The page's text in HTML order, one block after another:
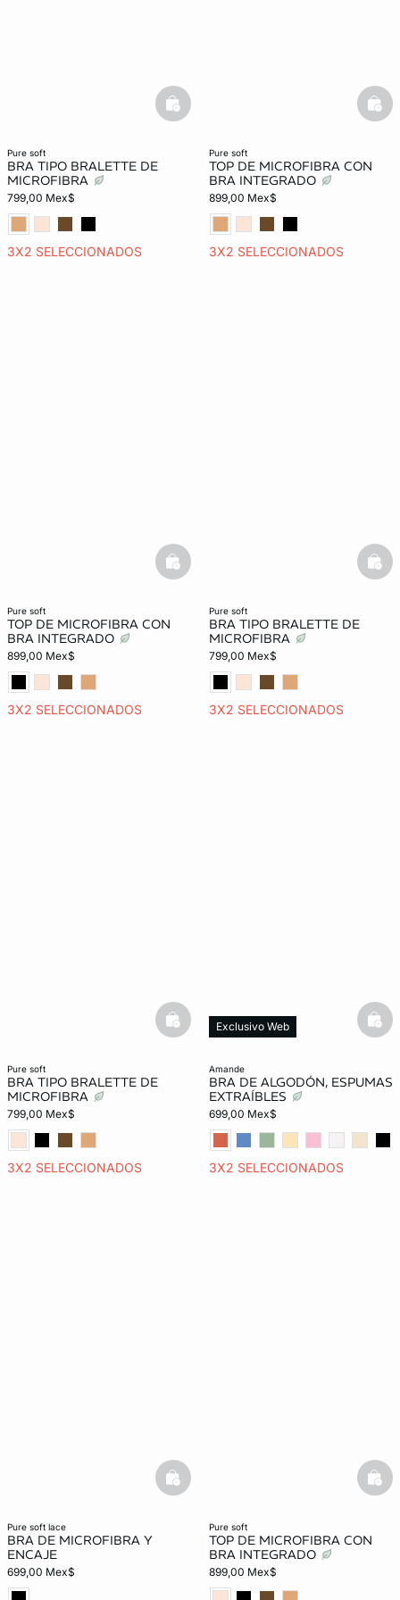
pure soft
BRA TIPO BRALETTE DE
MICROFIBRA
799,00 Mex$
3X2 SELECCIONADOS
basketfull
pure soft
TOP DE MICROFIBRA CON
BRA INTEGRADO
899,00 Mex$
3X2 SELECCIONADOS
pure soft
TOP DE MICROFIBRA CON
BRA INTEGRADO
899,00 Mex$
3X2 SELECCIONADOS
basketfull
pure soft
BRA TIPO BRALETTE DE
MICROFIBRA
799,00 Mex$
3X2 SELECCIONADOS
pure soft
BRA TIPO BRALETTE DE
MICROFIBRA
799,00 Mex$
3X2 SELECCIONADOS
basketfull
amande
BRA DE ALGODÓN, ESPUMAS
EXTRAÍBLES
699,00 Mex$
3X2 SELECCIONADOS
Exclusivo Web
pure soft lace
BRA DE MICROFIBRA Y
ENCAJE
699,00 Mex$
basketfull
pure soft
TOP DE MICROFIBRA CON
BRA INTEGRADO
899,00 Mex$